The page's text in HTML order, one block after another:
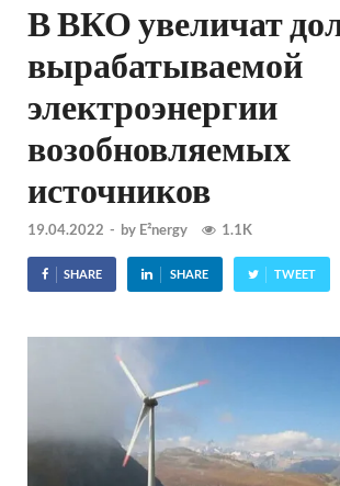
В ВКО увеличат
вырабатываемой
электроэнергии
возобновляемых
источников
19.04.2022 - by E²nergy 1.1K
SHARE SHARE TWEET